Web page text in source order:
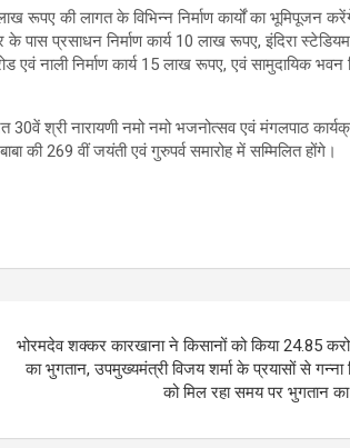
रूपए की लागत के विभिन्न निर्माण कार्यों का भूमिपूजन
पास प्रसाधन निर्माण कार्य 10 लाख रूपए, इंदिरा
एवं नाली निर्माण कार्य 15 लाख रूपए, एवं सामुदायिक भवन
30वें श्री नारायणी नमो नमो भजनोत्सव एवं मंगलपाठ
की 269 वीं जयंती एवं गुरुपर्व समारोह में सम्मिलित होंगे।
भोरमदेव शक्कर कारखाना ने किसानों को किया 24.85
का भुगतान, उपमुख्यमंत्री विजय शर्मा के प्रयासों से गन्ना
को मिल रहा समय पर भुगतान